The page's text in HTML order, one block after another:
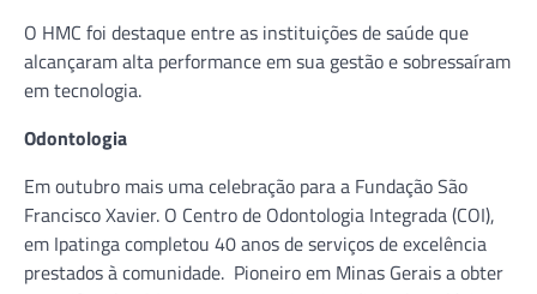
O HMC foi destaque entre as instituições de saúde que
alcançaram alta performance em sua gestão e sobressaíram
em tecnologia.
Odontologia
Em outubro mais uma celebração para a Fundação São
Francisco Xavier. O Centro de Odontologia Integrada (COI),
em Ipatinga completou 40 anos de serviços de excelência
prestados à comunidade. Pioneiro em Minas Gerais a obter